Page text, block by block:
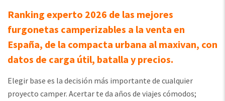
Ranking experto 2026 de las mejores
furgonetas camperizables a la venta en
España, de la compacta urbana al maxivan, con
datos de carga útil, batalla y precios.
Elegir base es la decisión más importante de cualquier
proyecto camper. Acertar te da años de viajes cómodos;